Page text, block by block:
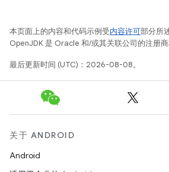
本页面上的内容和代码示例受内容许可部分所
OpenJDK 是 Oracle 和/或其关联公司的注册商
最后更新时间 (UTC)：2026-08-08。
关于 ANDROID
Android